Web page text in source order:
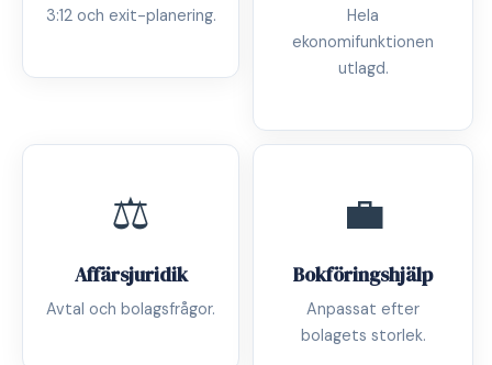
3:12 och exit-planering.
Hela
ekonomifunktionen
utlagd.
⚖️
Affärsjuridik
Avtal och bolagsfrågor.
💼
Bokföringshjälp
Anpassat efter
bolagets storlek.